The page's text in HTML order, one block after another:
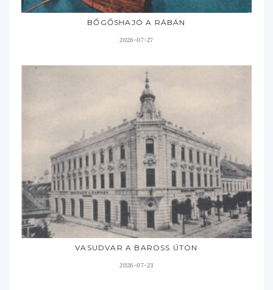
BŐGŐSHAJÓ A RÁBÁN
2026-07-27
VASUDVAR A BAROSS ÚTON
2026-07-23